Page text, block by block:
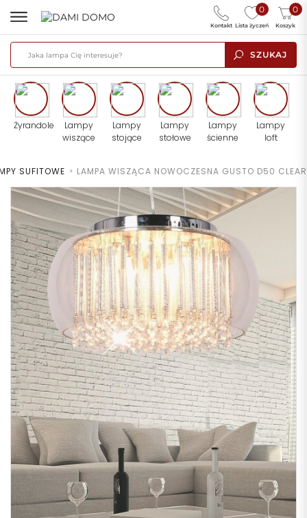
SZUKAJ
0
Lista życzeń
0
Koszyk
Kontakt
Żyrandole
Lampy
wiszące
Lampy
stojące
Lampy
stołowe
Lampy
ścienne
Lampy
loft
SUFITOWE > LAMPA WISZĄCA NOWOCZESNA GUSTO D50 CLEAR